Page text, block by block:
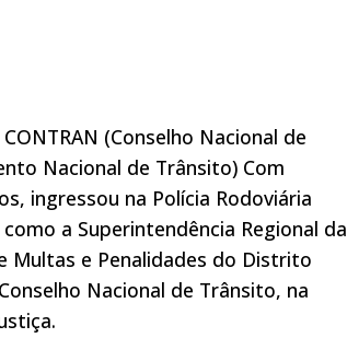
(Conselho Nacional de
Nacional de Trânsito) Com
ingressou na Polícia Rodoviária
a Superintendência Regional da
Multas e Penalidades do Distrito
Nacional de Trânsito, na